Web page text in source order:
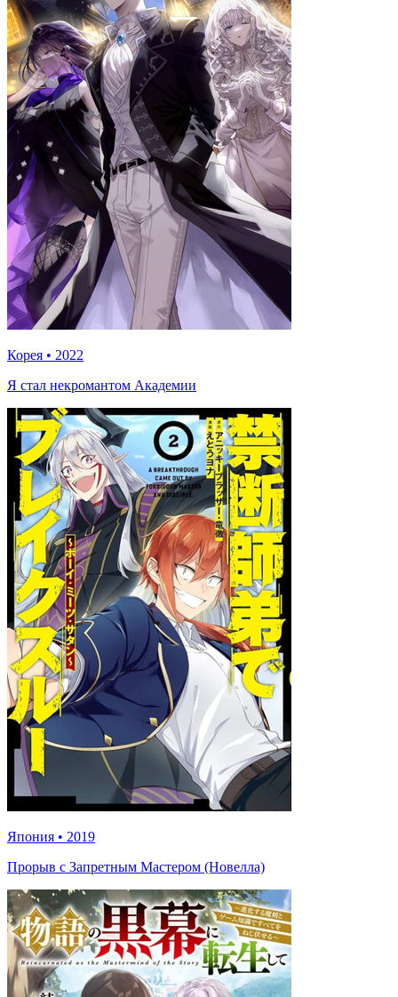
Корея • 2022
Я стал некромантом Академии
Япония • 2019
Прорыв с Запретным Мастером (Новелла)